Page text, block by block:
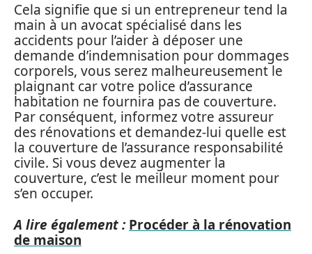
Cela signifie que si un entrepreneur tend la
main à un avocat spécialisé dans les
accidents pour l’aider à déposer une
demande d’indemnisation pour dommages
corporels, vous serez malheureusement le
plaignant car votre police d’assurance
habitation ne fournira pas de couverture.
Par conséquent, informez votre assureur
des rénovations et demandez-lui quelle est
la couverture de l’assurance responsabilité
civile. Si vous devez augmenter la
couverture, c’est le meilleur moment pour
s’en occuper.
A lire également : Procéder à la rénovation
de maison